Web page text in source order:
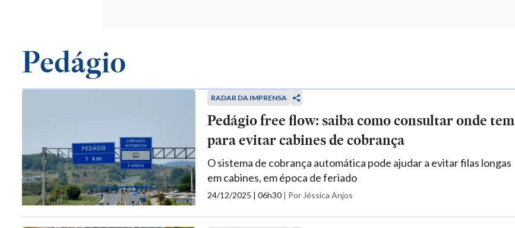
Pedágio
RADAR DA IMPRENSA
Pedágio free flow: saiba como consultar onde tem
para evitar cabines de cobrança
O sistema de cobrança automática pode ajudar a evitar filas longas
em cabines, em época de feriado
24/12/2025 | 06h30 | Por Jéssica Anjos